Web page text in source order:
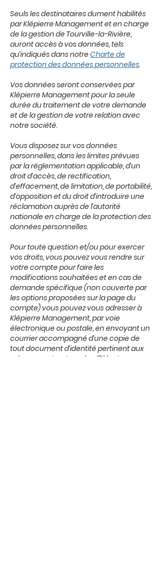
Seuls les destinataires dument habilités
par Klépierre Management et en charge
de la gestion de Tourville-la-Rivière,
auront accès à vos données, tels
qu’indiqués dans notreCharte de
protection des données personnelles.
Vos données seront conservées par
Klépierre Management pour la seule
durée du traitement de votre demande
et de la gestion de votre relation avec
notre société.
Vous disposez sur vos données
personnelles, dans les limites prévues
par la réglementation applicable, d’un
droit d’accès, de rectification,
d’effacement, de limitation, de portabilité,
d’opposition et du droit d’introduire une
réclamation auprès de l’autorité
nationale en charge de la protection des
données personnelles.
Pour toute question et/ou pour exercer
vos droits, vous pouvez vous rendre sur
votre compte pour faire les
modifications souhaitées et en cas de
demande spécifique (non couverte par
les options proposées sur la page du
compte) vous pouvez vous adresser à
Klépierre Management, par voie
électronique ou postale, en envoyant un
courrier accompagné d’une copie de
tout document d’identité pertinent aux
adresses suivantes :
dpo@klepierre.com